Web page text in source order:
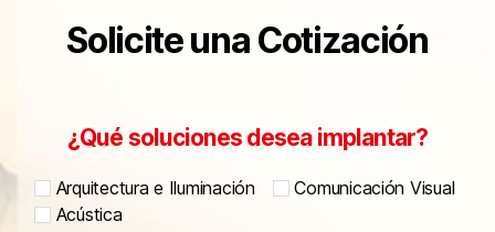
Solicite una Cotización
¿Qué soluciones desea implantar?
Arquitectura e Iluminación
Comunicación Visual
Acústica